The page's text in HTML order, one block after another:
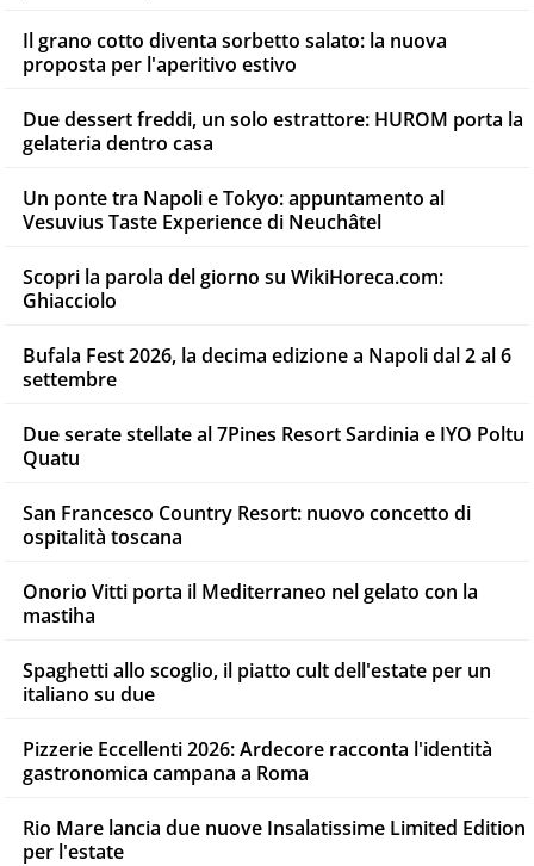
Il grano cotto diventa sorbetto salato: la nuova
proposta per l'aperitivo estivo
Due dessert freddi, un solo estrattore: HUROM porta la
gelateria dentro casa
Un ponte tra Napoli e Tokyo: appuntamento al
Vesuvius Taste Experience di Neuchâtel
Scopri la parola del giorno su WikiHoreca.com:
Ghiacciolo
Bufala Fest 2026, la decima edizione a Napoli dal 2 al 6
settembre
Due serate stellate al 7Pines Resort Sardinia e IYO Poltu
Quatu
San Francesco Country Resort: nuovo concetto di
ospitalità toscana
Onorio Vitti porta il Mediterraneo nel gelato con la
mastiha
Spaghetti allo scoglio, il piatto cult dell'estate per un
italiano su due
Pizzerie Eccellenti 2026: Ardecore racconta l'identità
gastronomica campana a Roma
Rio Mare lancia due nuove Insalatissime Limited Edition
per l'estate